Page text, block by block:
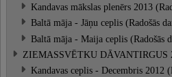
Kandavas mākslas plenērs 2013
Baltā māja - Jāņu ceplis (Radošās
Baltā māja - Maija ceplis (Radošās
ZIEMASSVĒTKU DĀVANTIRGUS
Kandavas ceplis - Decembris 2012